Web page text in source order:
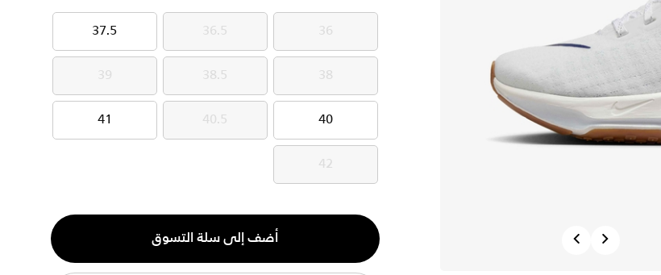
Next
36
36
36.5
36.5
37.5
37.5
38
38
38.5
38.5
39
39
40
40
40.5
40.5
41
41
42
42
الكمية
1
أضف إلى سلة التسوق